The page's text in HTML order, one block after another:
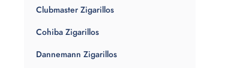
Clubmaster Zigarillos
Cohiba Zigarillos
Dannemann Zigarillos